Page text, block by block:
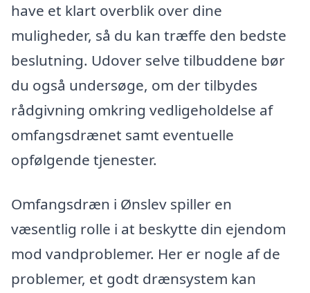
have et klart overblik over dine
muligheder, så du kan træffe den bedste
beslutning. Udover selve tilbuddene bør
du også undersøge, om der tilbydes
rådgivning omkring vedligeholdelse af
omfangsdrænet samt eventuelle
opfølgende tjenester.
Omfangsdræn i Ønslev spiller en
væsentlig rolle i at beskytte din ejendom
mod vandproblemer. Her er nogle af de
problemer, et godt drænsystem kan